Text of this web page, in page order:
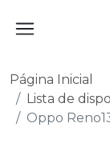
Página Inicial
Lista de
Oppo